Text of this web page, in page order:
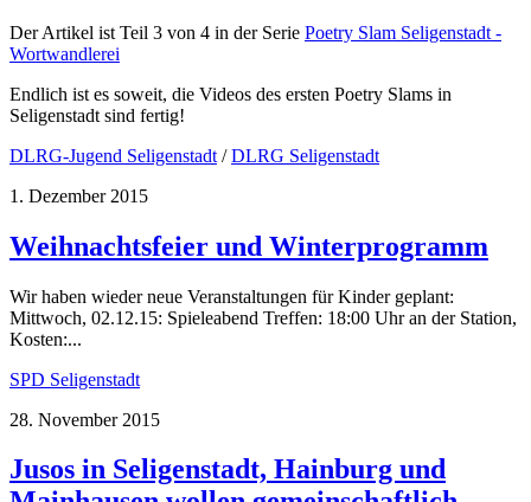
Der Artikel ist Teil 3 von 4 in der Serie Poetry Slam Seligenstadt -
Wortwandlerei
Endlich ist es soweit, die Videos des ersten Poetry Slams in
Seligenstadt sind fertig!
DLRG-Jugend Seligenstadt /DLRG Seligenstadt
1. Dezember 2015
Weihnachtsfeier und Winterprogramm
Wir haben wieder neue Veranstaltungen für Kinder geplant:
Mittwoch, 02.12.15: Spieleabend Treffen: 18:00 Uhr an der Station,
Kosten:...
SPD Seligenstadt
28. November 2015
Jusos in Seligenstadt, Hainburg und